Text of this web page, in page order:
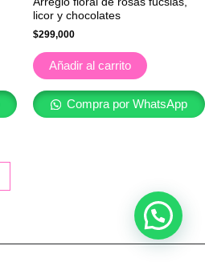
licor y chocolates
$299,000
Añadir al carrito
Compra por WhatsApp